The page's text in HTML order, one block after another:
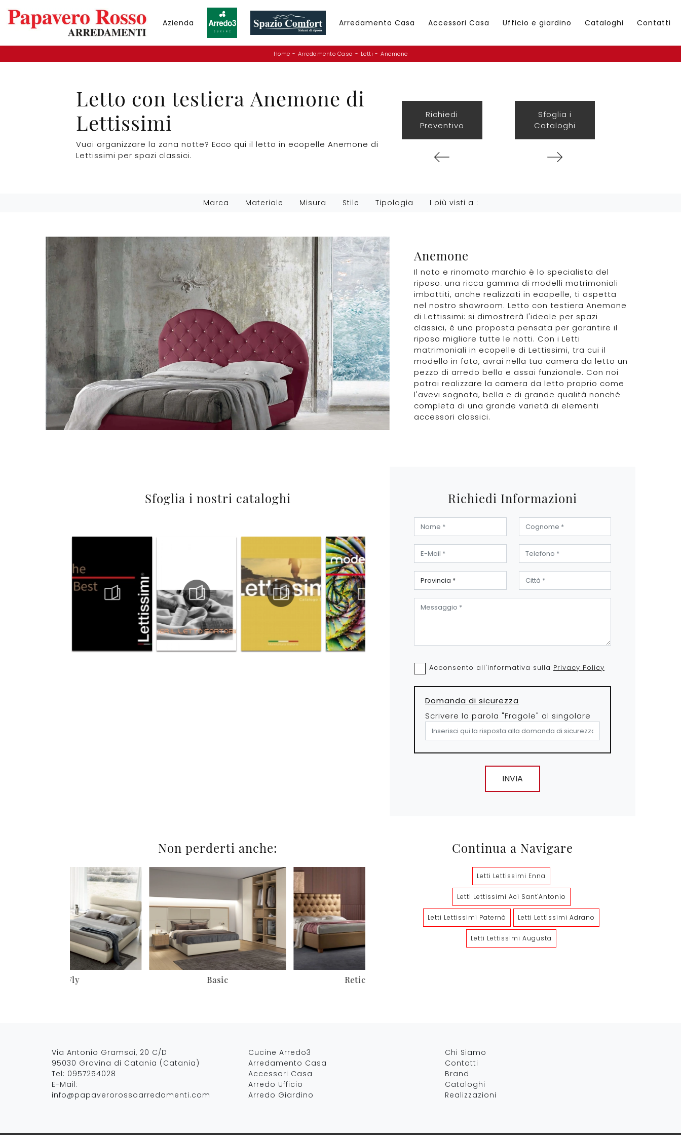
Azienda Arredamento Casa Accessori Casa Ufficio e giardino Cataloghi Contatti
Home - Arredamento Casa - Letti - Anemone
Letto con testiera Anemone di
Lettissimi
Vuoi organizzare la zona notte? Ecco qui il letto in ecopelle Anemone di
Lettissimi per spazi classici.
Richiedi
Preventivo
Sfoglia i
Cataloghi
Marca Materiale Misura Stile Tipologia I più visti a :
Anemone
Il noto e rinomato marchio è lo specialista del
riposo: una ricca gamma di modelli matrimoniali
imbottiti, anche realizzati in ecopelle, ti aspetta
nel nostro showroom. Letto con testiera Anemone
di Lettissimi: si dimostrerà l'ideale per spazi
classici, è una proposta pensata per garantire il
riposo migliore tutte le notti. Con i Letti
matrimoniali in ecopelle di Lettissimi, tra cui il
modello in foto, avrai nella tua camera da letto un
pezzo di arredo bello e assai funzionale. Con noi
potrai realizzare la camera da letto proprio come
l'avevi sognata, bella e di grande qualità nonché
completa di una grande varietà di elementi
accessori classici.
Sfoglia i nostri cataloghi Richiedi Informazioni
Acconsento all'informativa sulla Privacy Policy
Domanda di sicurezza
Scrivere la parola "Fragole" al singolare
INVIA
Non perderti anche:
Fly Basic Reticolo
Continua a Navigare
Letti Lettissimi Enna
Letti Lettissimi Aci Sant'Antonio
Letti Lettissimi Paternò Letti Lettissimi Adrano
Letti Lettissimi Augusta
Via Antonio Gramsci, 20 C/D
95030 Gravina di Catania (Catania)
Tel: 0957254028
E-Mail:
info@papaverorossoarredamenti.com
Cucine Arredo3
Arredamento Casa
Accessori Casa
Arredo Ufficio
Arredo Giardino
Chi Siamo
Contatti
Brand
Cataloghi
Realizzazioni